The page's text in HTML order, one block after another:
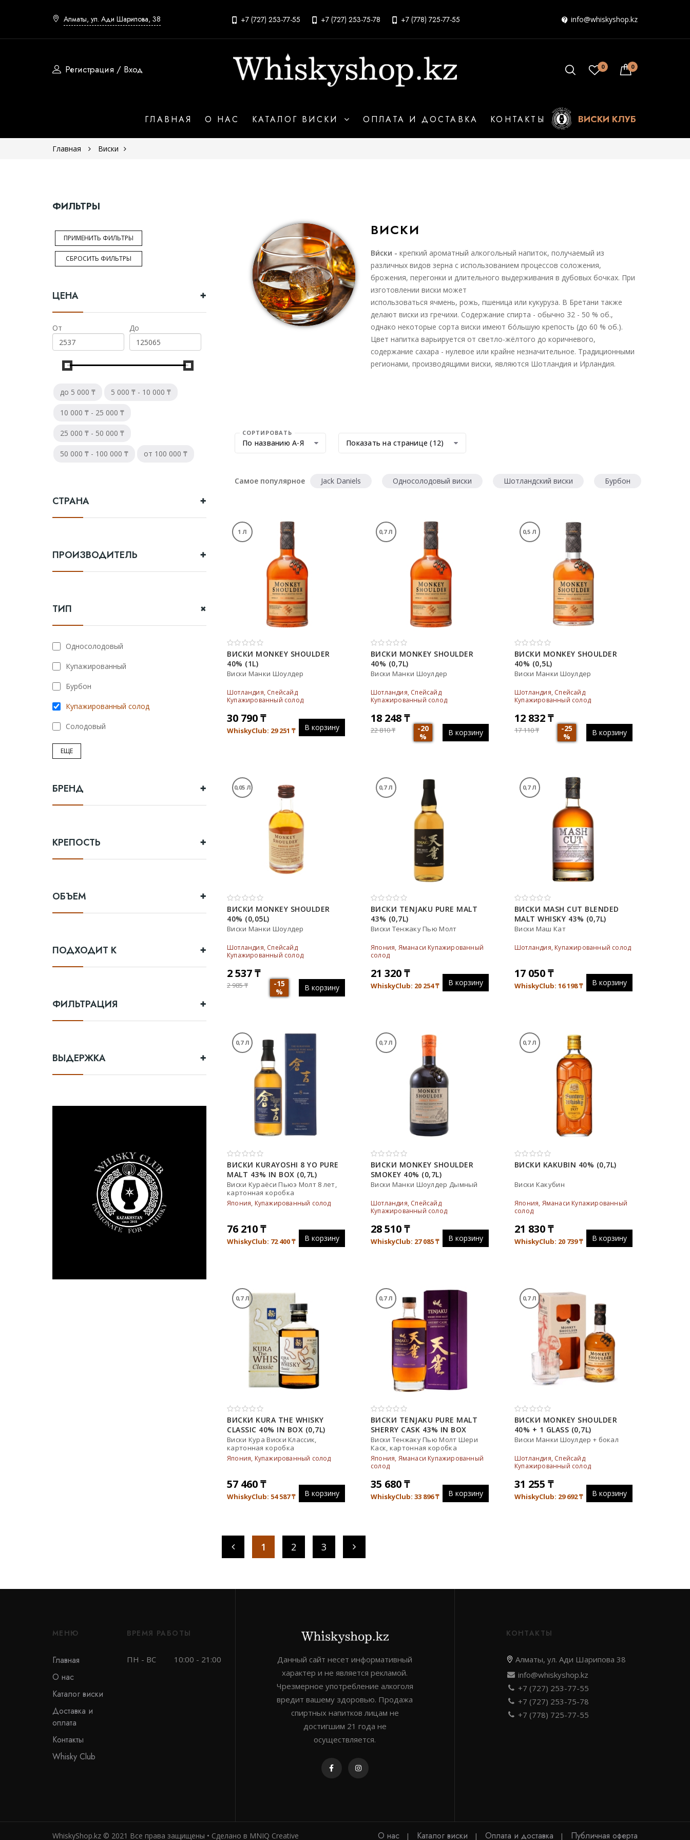
Алматы, ул. Ади Шарипова, 38 +7 (727) 253-77-55 +7 (727) 253-75-78 +7 (778) 725-77-55 info@whiskyshop.kz
Регистрация / Вход 0 0
ГЛАВНАЯ О НАС КАТАЛОГ ВИСКИ ОПЛАТА И ДОСТАВКА КОНТАКТЫ ВИСКИ КЛУБ
Главная Виски
ВИСКИ
Ви́ски - крепкий ароматный алкогольный напиток, получаемый из
различных видов зерна с использованием процессов соложения,
брожения, перегонки и длительного выдерживания в дубовых бочках. При
изготовлении виски может
использоваться ячмень, рожь, пшеница или кукуруза. В Бретани также
делают виски из гречихи. Содержание спирта - обычно 32 - 50 % об.,
однако некоторые сорта виски имеют бо́льшую крепость (до 60 % об.).
Цвет напитка варьируется от светло-жёлтого до коричневого,
содержание сахара - нулевое или крайне незначительное. Традиционными
регионами, производящими виски, являются Шотландия и Ирландия.
СОРТИРОВАТЬ
По названию А-Я Показать на странице (12)
Самое популярное Jack Daniels Односолодовый виски Шотландский виски Бурбон
1 Л
ВИСКИ MONKEY SHOULDER
40% (1L)
Виски Манки Шоулдер
Шотландия, Спейсайд
Купажированный солод
30 790₸
WhiskyClub: 29 251 ₸ В корзину
0,7 Л
ВИСКИ MONKEY SHOULDER
40% (0,7L)
Виски Манки Шоулдер
Шотландия, Спейсайд
Купажированный солод
18 248₸
22 810₸
-20
%
В корзину
0,5 Л
ВИСКИ MONKEY SHOULDER
40% (0,5L)
Виски Манки Шоулдер
Шотландия, Спейсайд
Купажированный солод
12 832₸
17 110₸
-25
%
В корзину
0,05 Л
ВИСКИ MONKEY SHOULDER
40% (0,05L)
Виски Манки Шоулдер
Шотландия, Спейсайд
Купажированный солод
2 537₸
2 985₸
-15
%
В корзину
0,7 Л
ВИСКИ TENJAKU PURE MALT
43% (0,7L)
Виски Тенжаку Пью Молт
Япония, Яманаси Купажированный
солод
21 320₸
WhiskyClub: 20 254₸ В корзину
0,7 Л
ВИСКИ MASH CUT BLENDED
MALT WHISKY 43% (0,7L)
Виски Маш Кат
Шотландия, Купажированный солод
17 050₸
WhiskyClub: 16 198₸ В корзину
0,7 Л
ВИСКИ KURAYOSHI 8 YO PURE
MALT 43% IN BOX (0,7L)
Виски Кураёси Пьюэ Молт 8 лет,
картонная коробка
Япония, Купажированный солод
76 210₸
WhiskyClub: 72 400₸ В корзину
0,7 Л
ВИСКИ MONKEY SHOULDER
SMOKEY 40% (0,7L)
Виски Манки Шоулдер Дымный
Шотландия, Спейсайд
Купажированный солод
28 510₸
WhiskyClub: 27 085₸ В корзину
0,7 Л
ВИСКИ KAKUBIN 40% (0,7L)
Виски Какубин
Япония, Яманаси Купажированный
солод
21 830₸
WhiskyClub: 20 739₸ В корзину
0,7 Л
ВИСКИ KURA THE WHISKY
CLASSIC 40% IN BOX (0,7L)
Виски Кура Виски Классик,
картонная коробка
Япония, Купажированный солод
57 460₸
WhiskyClub: 54 587₸ В корзину
0,7 Л
ВИСКИ TENJAKU PURE MALT
SHERRY CASK 43% IN BOX
(0,7L)
Виски Тенжаку Пью Молт Шери
Каск, картонная коробка
Япония, Яманаси Купажированный
солод
35 680₸
WhiskyClub: 33 896₸ В корзину
0,7 Л
ВИСКИ MONKEY SHOULDER
40% + 1 GLASS (0,7L)
Виски Манки Шоулдер + бокал
Шотландия, Спейсайд
Купажированный солод
31 255 ₸
WhiskyClub: 29 692₸ В корзину
1 2 3
ФИЛЬТРЫ
ПРИМЕНИТЬ ФИЛЬТРЫ
СБРОСИТЬ ФИЛЬТРЫ
ЦЕНА
От До
до 5 000 ₸ 5 000 ₸ - 10 000 ₸
10 000 ₸ - 25 000 ₸
25 000 ₸ - 50 000 ₸
50 000 ₸ - 100 000 ₸ от 100 000 ₸
СТРАНА
ПРОИЗВОДИТЕЛЬ
ТИП
Односолодовый
Купажированный
Бурбон
Купажированный солод
Солодовый
ЕЩЕ
БРЕНД
КРЕПОСТЬ
ОБЪЕМ
ПОДХОДИТ К
ФИЛЬТРАЦИЯ
ВЫДЕРЖКА
МЕНЮ
Главная
О нас
Каталог виски
Доставка и
оплата
Контакты
Whisky Club
ВРЕМЯ РАБОТЫ
ПН - ВС 10:00 - 21:00
Данный сайт несет информативный
характер и не является рекламой.
Чрезмерное употребление алкоголя
вредит вашему здоровью. Продажа
спиртных напитков лицам не
достигшим 21 года не
осуществляется.
КОНТАКТЫ
Алматы, ул. Ади Шарипова 38
info@whiskyshop.kz
+7 (727) 253-77-55
+7 (727) 253-75-78
+7 (778) 725-77-55
WhiskyShop.kz © 2021 Все права защищены • Сделано в MNIQ Creative О нас Каталог виски Оплата и доставка Публичная оферта
Шотландия
Купажированный
Купажированный солод
Солодовый
Johnnie walker
Highland park
Выдержка